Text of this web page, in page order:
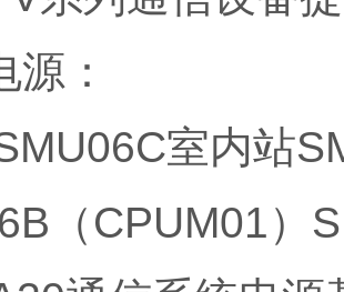
源：
室内站
（CPUM01）